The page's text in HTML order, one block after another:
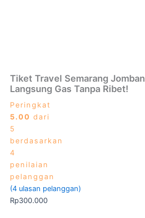
Tiket Travel Semarang
Langsung Gas Tanpa Ribet!
Peringkat
5.00 dari
5
berdasarkan
4
penilaian
pelanggan
(4 ulasan pelanggan)
Rp300.000